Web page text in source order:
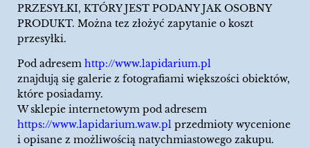
PRZESYŁKI, KTÓRY JEST PODANY JAK OSOBNY
PRODUKT. Można tez złożyć zapytanie o koszt
przesyłki.
Pod adresem http://www.lapidarium.pl
znajdują się galerie z fotografiami większości obiektów,
które posiadamy.
W sklepie internetowym pod adresem
https://www.lapidarium.waw.pl przedmioty wycenione
i opisane z możliwością natychmiastowego zakupu.